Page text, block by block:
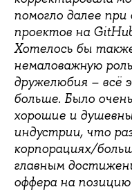
помогло далее
проектов на
Хотелось бы
немаловажную
дружелюбия – всё
больше. Было
хорошие и
индустрии, что
корпорациях/
главным
оффера на